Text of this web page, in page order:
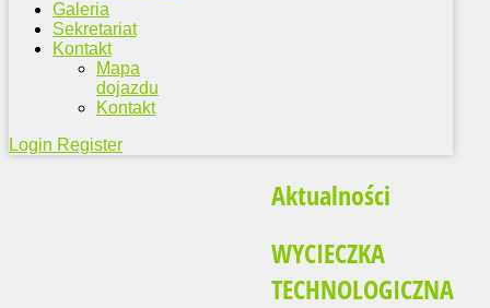
Galeria
Sekretariat
Kontakt
Mapa
dojazdu
Kontakt
Login Register
Aktualności
WYCIECZKA
TECHNOLOGICZNA